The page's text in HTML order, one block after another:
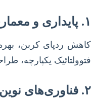
۱. پایداری و معماری سبز
کاهش ردپای کربن،
فتوولتائیک یکپارچه،
۲. فناوری‌های نوین و خانه‌های هوشمند